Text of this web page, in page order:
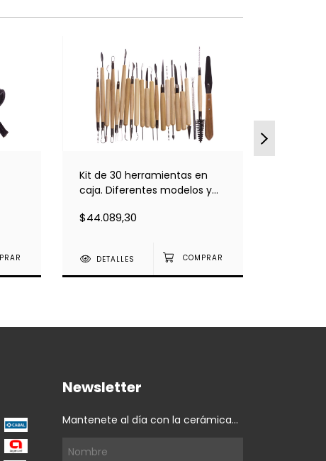
Kit de 30 herramientas en
caja. Diferentes modelos y
$44.089,30
DETALLES
Newsletter
Mantenete al día con la cerámica...